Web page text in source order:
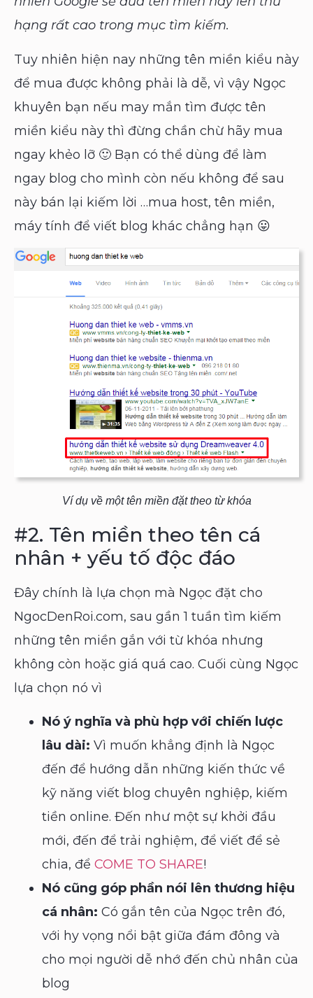
hạng rất cao trong mục tìm kiếm.
Tuy nhiên hiện nay những tên miền kiểu này
để mua được không phải là dễ, vì vậy Ngọc
khuyên bạn nếu may mắn tìm được tên
miền kiểu này thì đừng chần chừ hãy mua
ngay khẻo lỡ 🙂 Bạn có thể dùng để làm
ngay blog cho mình còn nếu không để sau
này bán lại kiếm lời …mua host, tên miền,
máy tính để viết blog khác chẳng hạn 😛
Ví dụ về một tên miền đặt theo từ khóa
#2. Tên miền theo tên cá
nhân + yếu tố độc đáo
Đây chính là lựa chọn mà Ngọc đặt cho
NgocDenRoi.com, sau gần 1 tuần tìm kiếm
những tên miền gắn với từ khóa nhưng
không còn hoặc giá quá cao. Cuối cùng Ngọc
lựa chọn nó vì
Nó ý nghĩa và phù hợp với chiến lược
lâu dài: Vì muốn khẳng định là Ngọc
đến để hướng dẫn những kiến thức về
kỹ năng viết blog chuyên nghiệp, kiếm
tiền online. Đến như một sự khởi đầu
mới, đến để trải nghiệm, để viết để sẻ
chia, để COME TO SHARE!
Nó cũng góp phần nói lên thương hiệu
cá nhân: Có gắn tên của Ngọc trên đó,
với hy vọng nổi bật giữa đám đông và
cho mọi người dễ nhớ đến chủ nhân của
blog